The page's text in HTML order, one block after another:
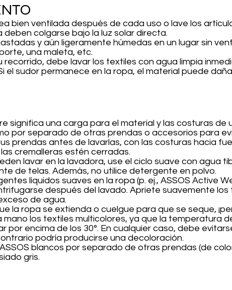
bien ventilada después de cada uso o lave los
deben colgarse bajo la luz solar directa.
y aún ligeramente húmedas en un lugar sin
una maleta, etc.
recorrido, debe lavar los textiles con agua limpia
el sudor permanece en la ropa, el material puede
significa una carga para el material y las costuras de
por separado de otras prendas o accesorios para
prendas antes de lavarlas, con las costuras hacia
cremalleras estén cerradas.
lavar en la lavadora, use el ciclo suave con agua
de telas. Además, no utilice detergente en polvo.
líquidos suaves en la ropa (p. ej., ASSOS Active
después del lavado. Apriete suavemente los
de agua.
la ropa se extienda o cuelgue para que se seque,
mano los textiles multicolores, ya que la temperatura
por encima de los 30°. En cualquier caso, debe
podría producirse una decoloración.
blancos por separado de otras prendas (de
gris.